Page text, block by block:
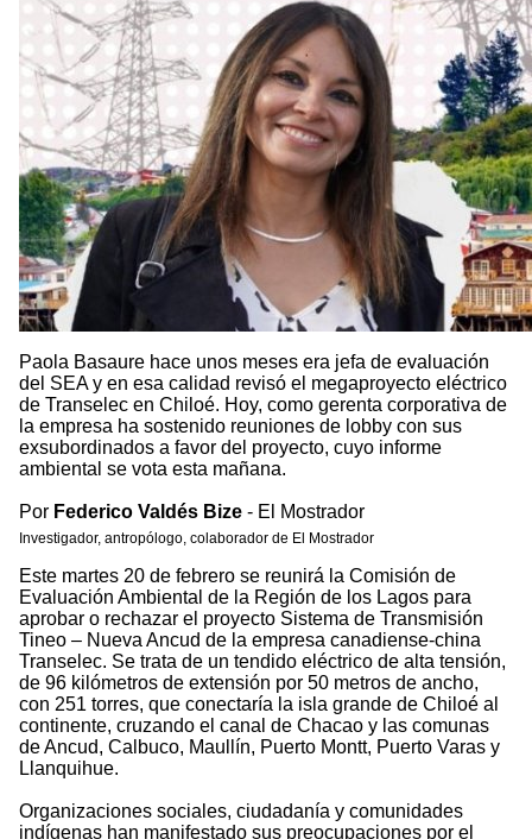
Paola Basaure hace unos meses era jefa de evaluación
del SEA y en esa calidad revisó el megaproyecto eléctrico
de Transelec en Chiloé. Hoy, como gerenta corporativa de
la empresa ha sostenido reuniones de lobby con sus
exsubordinados a favor del proyecto, cuyo informe
ambiental se vota esta mañana.
Por Federico Valdés Bize - El Mostrador
Investigador, antropólogo, colaborador de El Mostrador
Este martes 20 de febrero se reunirá la Comisión de
Evaluación Ambiental de la Región de los Lagos para
aprobar o rechazar el proyecto Sistema de Transmisión
Tineo – Nueva Ancud de la empresa canadiense-china
Transelec. Se trata de un tendido eléctrico de alta tensión,
de 96 kilómetros de extensión por 50 metros de ancho,
con 251 torres, que conectaría la isla grande de Chiloé al
continente, cruzando el canal de Chacao y las comunas
de Ancud, Calbuco, Maullín, Puerto Montt, Puerto Varas y
Llanquihue.
Organizaciones sociales, ciudadanía y comunidades
indígenas han manifestado sus preocupaciones por el